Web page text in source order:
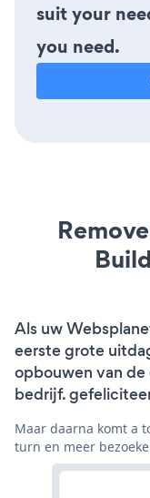
suit your
you need.
Als uw
eerste grote
opbouwen van de
bedrijf.
Maar daarna komt a
turn en meer